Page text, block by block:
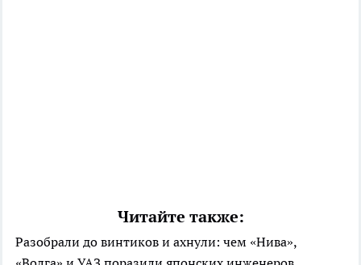
Читайте также:
Разобрали до винтиков и ахнули: чем «Нива»,